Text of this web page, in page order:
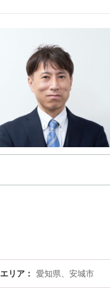
エリア 愛知県、安城市